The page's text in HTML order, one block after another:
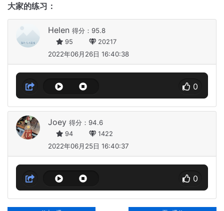
大家的练习：
Helen 得分：95.8
95 20217
2022年06月26日 16:40:38
0
Joey 得分：94.6
94 1422
2022年06月25日 16:40:37
0